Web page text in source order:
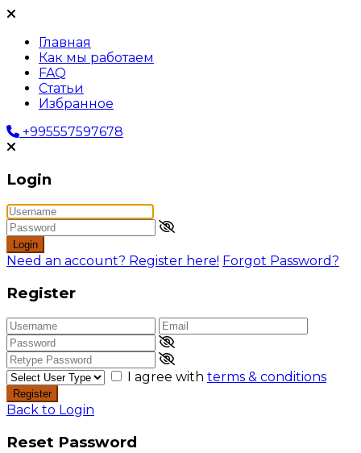
Главная
Как мы работаем
FAQ
Статьи
Избранное
+995557597678
Login
Login
Need an account? Register here! Forgot Password?
Register
I agree with terms & conditions
Register
Back to Login
Reset Password